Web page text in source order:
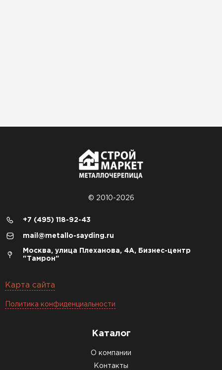
© 2010-2026
+7 (495) 118-92-43
mail@metallo-sayding.ru
Москва, улица Плеханова, 4А, Бизнес-центр
"Тамрон"
Карта сайта
Политика конфиденциальности
Каталог
О компании
Контакты